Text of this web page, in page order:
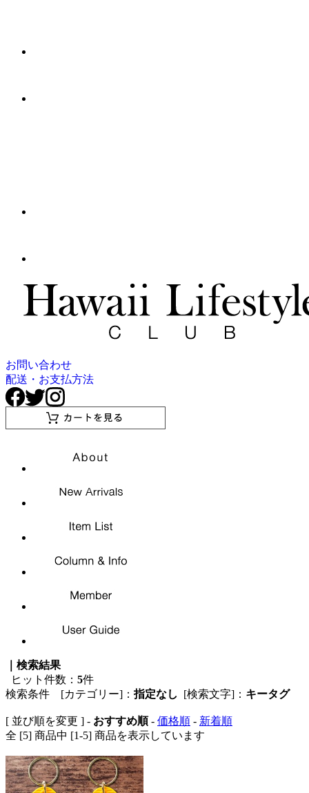
お問い合わせ
配送・お支払方法
｜検索結果
ヒット件数： 5件
検索条件 [カテゴリー]：指定なし [検索文字]： キータグ
[ 並び順を変更 ] - おすすめ順- 価格順 - 新着順
全 [5] 商品中 [1-5] 商品を表示しています